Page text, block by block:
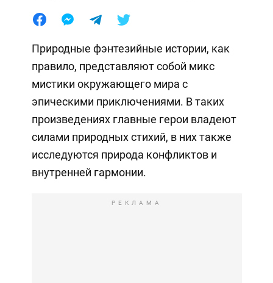
Природные фэнтезийные истории, как
правило, представляют собой микс
мистики окружающего мира с
эпическими приключениями. В таких
произведениях главные герои владеют
силами природных стихий, в них также
исследуются природа конфликтов и
внутренней гармонии.
РЕКЛАМА